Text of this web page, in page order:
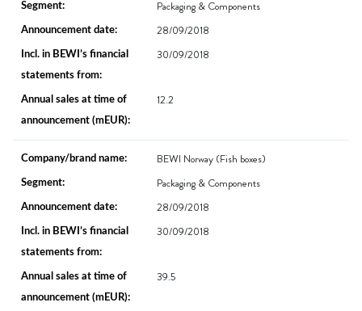
Packaging & Components
28/09/2018
30/09/2018
12.2
BEWI Norway (Fish boxes)
Packaging & Components
28/09/2018
30/09/2018
39.5